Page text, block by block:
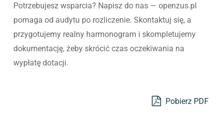
Potrzebujesz wsparcia? Napisz do nas — openzus.pl
pomaga od audytu po rozliczenie. Skontaktuj się, a
przygotujemy realny harmonogram i skompletujemy
dokumentację, żeby skrócić czas oczekiwania na
wypłatę dotacji.
Pobierz PDF